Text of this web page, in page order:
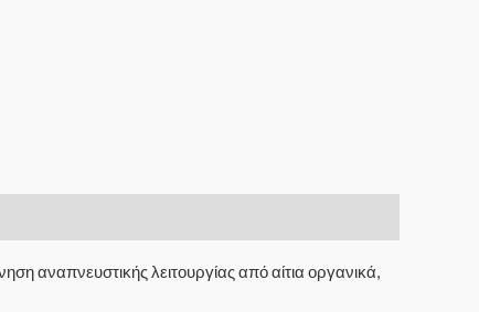
αναπνευστικής λειτουργίας από αίτια οργανικά,